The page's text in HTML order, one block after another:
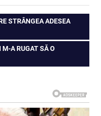
STRÂNGEA ADESEA
A RUGAT SĂ O